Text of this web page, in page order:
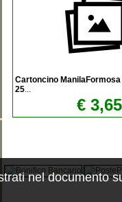
nel documento
Cartoncino ManilaFormosa
25...
€ 3,65